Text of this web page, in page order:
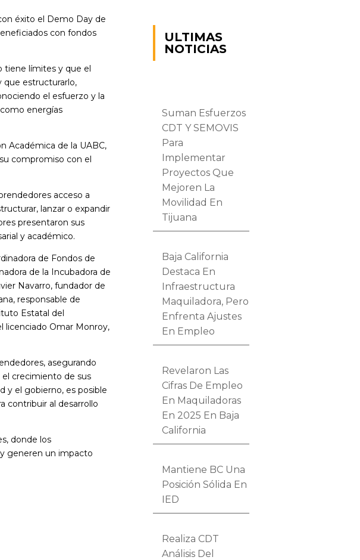
éxito el Demo Day de
con fondos
tiene límites y que el
que estructurarlo,
el esfuerzo y la
energías
Académica de la UABC,
compromiso con el
acceso a
lanzar o expandir
presentaron sus
y académico.
de Fondos de
de la Incubadora de
Navarro, fundador de
responsable de
Estatal del
licenciado Omar Monroy,
asegurando
el crecimiento de sus
y el gobierno, es posible
contribuir al desarrollo
donde los
generen un impacto
ULTIMAS
NOTICIAS
Suman Esfuerzos
CDT Y SEMOVIS
Para
Implementar
Proyectos Que
Mejoren La
Movilidad En
Tijuana
Baja California
Destaca En
Infraestructura
Maquiladora, Pero
Enfrenta Ajustes
En Empleo
Revelaron Las
Cifras De Empleo
En Maquiladoras
En 2025 En Baja
California
Mantiene BC Una
Posición Sólida En
IED
Realiza CDT
Análisis Del